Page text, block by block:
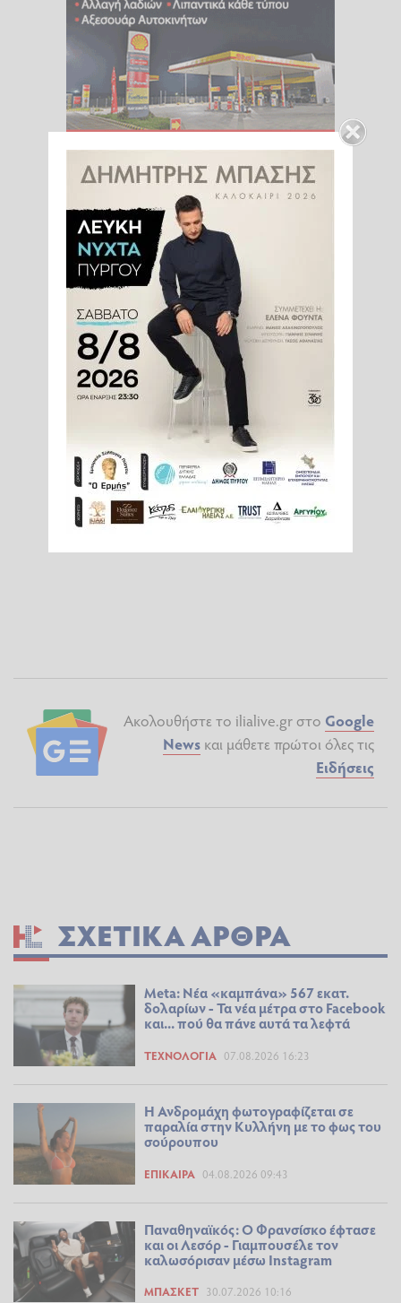
Ακολουθήστε το ilialive.gr στο Google
News και μάθετε πρώτοι όλες τις
Ειδήσεις
ΣΧΕΤΙΚΆ ΆΡΘΡΑ
Meta: Νέα «καμπάνα» 567 εκατ.
δολαρίων - Τα νέα μέτρα στο Facebook
και... πού θα πάνε αυτά τα λεφτά
ΤΕΧΝΟΛΟΓΊΑ 07.08.2026 16:23
Η Ανδρομάχη φωτογραφίζεται σε
παραλία στην Κυλλήνη με το φως του
σούρουπου
ΕΠΊΚΑΙΡΑ 04.08.2026 09:43
Παναθηναϊκός: Ο Φρανσίσκο έφτασε
και οι Λεσόρ - Γιαμπουσέλε τον
καλωσόρισαν μέσω Instagram
ΜΠΆΣΚΕΤ 30.07.2026 10:16